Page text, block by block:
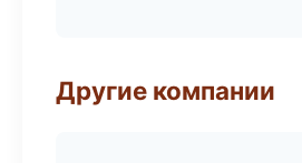
Другие компании